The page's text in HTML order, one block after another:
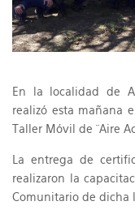
En la localidad de
realizó esta mañana
Taller Móvil de ¨Aire
La entrega de
realizaron la
Comunitario de dicha